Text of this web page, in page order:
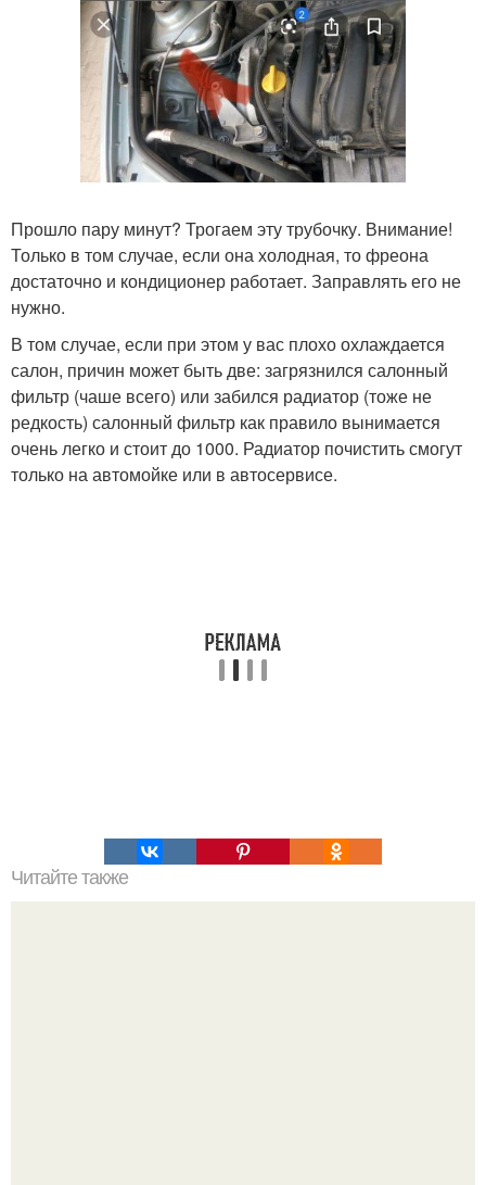
Прошло пару минут? Трогаем эту трубочку. Внимание!
Только в том случае, если она холодная, то фреона
достаточно и кондиционер работает. Заправлять его не
нужно.
В том случае, если при этом у вас плохо охлаждается
салон, причин может быть две: загрязнился салонный
фильтр (чаше всего) или забился радиатор (тоже не
редкость) салонный фильтр как правило вынимается
очень легко и стоит до 1000. Радиатор почистить смогут
только на автомойке или в автосервисе.
Читайте также